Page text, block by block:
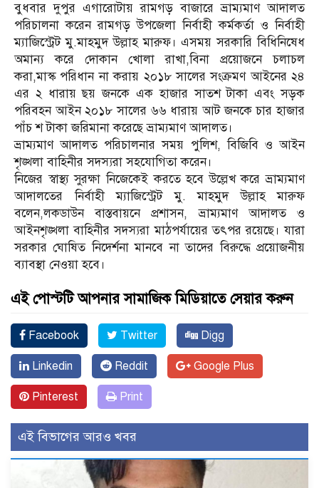
বুধবার দুপুর এগারোটায় রামগড় বাজারে ভ্রাম্যমাণ আদালত
পরিচালনা করেন রামগড় উপজেলা নির্বাহী কর্মকর্তা ও নির্বাহী
ম্যাজিস্ট্রেট মু.মাহমুদ উল্লাহ মারুফ। এসময় সরকারি বিধিনিষেধ
অমান্য করে দোকান খোলা রাখা,বিনা প্রয়োজনে চলাচল
করা,মাস্ক পরিধান না করায় ২০১৮ সালের সংক্রমণ আইনের ২৪
এর ২ ধারায় ছয় জনকে এক হাজার সাতশ টাকা এবং সড়ক
পরিবহন আইন ২০১৮ সালের ৬৬ ধারায় আট জনকে চার হাজার
পাঁচ শ টাকা জরিমানা করেছে ভ্রাম্যমাণ আদালত।
ভ্রাম্যমাণ আদালত পরিচালনার সময় পুলিশ, বিজিবি ও আইন
শৃঙ্খলা বাহিনীর সদস্যরা সহযোগিতা করেন।
নিজের স্বাস্থ্য সুরক্ষা নিজেকেই করতে হবে উল্লেখ করে ভ্রাম্যমাণ
আদালতের নির্বাহী ম্যাজিস্ট্রেট মু. মাহমুদ উল্লাহ মারুফ
বলেন,লকডাউন বাস্তবায়নে প্রশাসন, ভ্রাম্যমাণ আদালত ও
আইনশৃঙ্খলা বাহিনীর সদস্যরা মাঠপর্যায়ের তৎপর রয়েছে। যারা
সরকার ঘোষিত নিদের্শনা মানবে না তাদের বিরুদ্ধে প্রয়োজনীয়
ব্যাবস্থা নেওয়া হবে।
এই পোস্টটি আপনার সামাজিক মিডিয়াতে সেয়ার করুন
Facebook Twitter Digg
Linkedin Reddit Google Plus
Pinterest Print
এই বিভাগের আরও খবর